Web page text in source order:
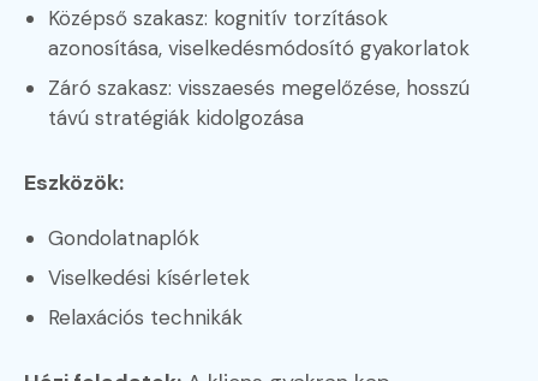
Középső szakasz: kognitív torzítások
azonosítása, viselkedésmódosító gyakorlatok
Záró szakasz: visszaesés megelőzése, hosszú
távú stratégiák kidolgozása
Eszközök:
Gondolatnaplók
Viselkedési kísérletek
Relaxációs technikák